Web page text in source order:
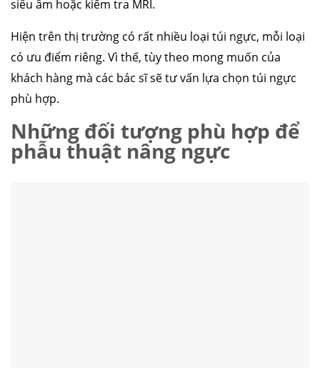
siêu âm hoặc kiểm tra MRI.
Hiện trên thị trường có rất nhiều loại túi ngực, mỗi loại
có ưu điểm riêng. Vì thế, tùy theo mong muốn của
khách hàng mà các bác sĩ sẽ tư vấn lựa chọn túi ngực
phù hợp.
Những đối tượng phù hợp để
phẫu thuật nâng ngực